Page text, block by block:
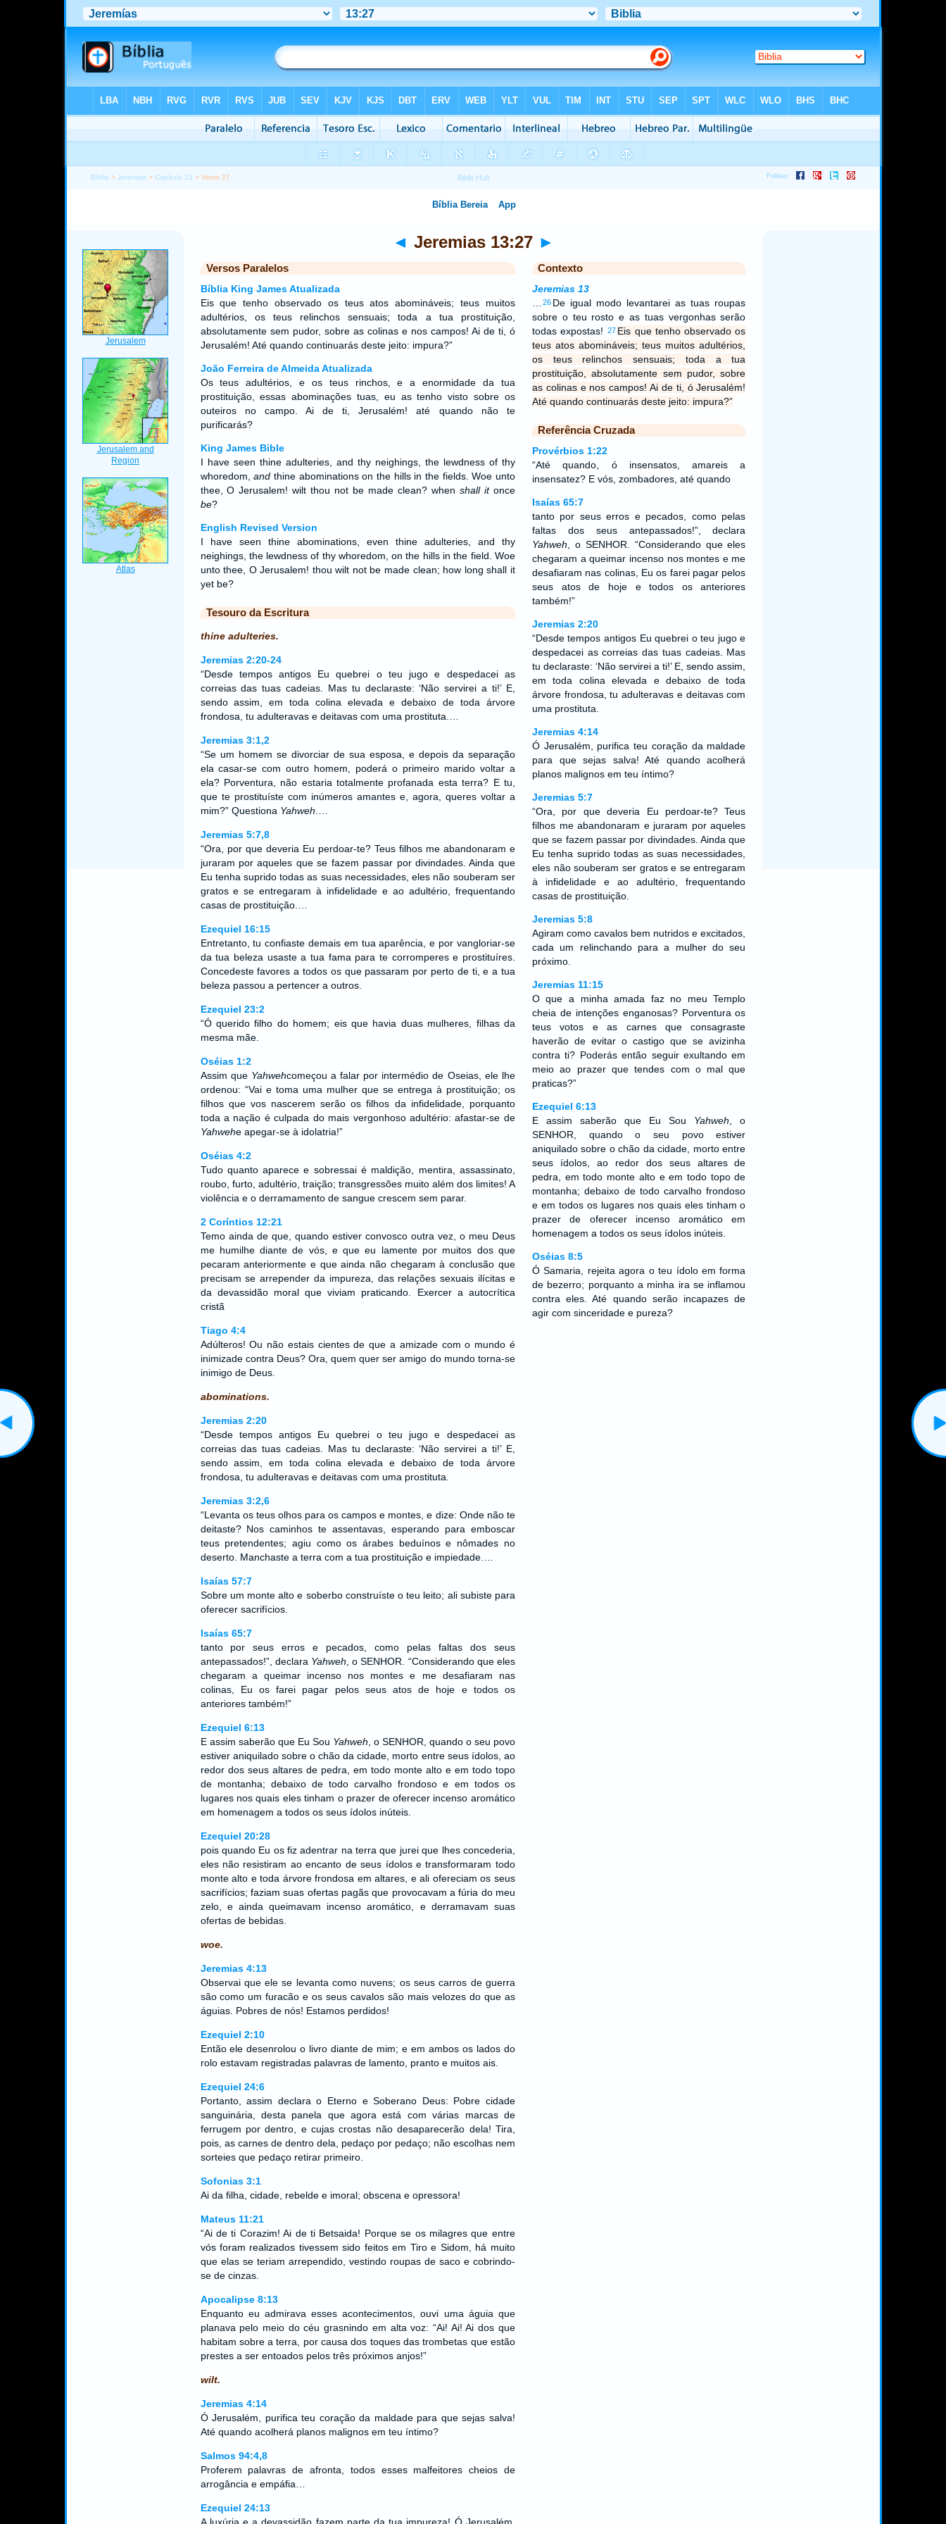
Bíblia >Jeremias >Capítulo 13 > Verso 27
◄ Jeremias 13:27 ►
Versos Paralelos
Bíblia King James Atualizada
Eis que tenho observado os teus atos abomináveis; teus muitos
adultérios, os teus relinchos sensuais; toda a tua prostituição,
absolutamente sem pudor, sobre as colinas e nos campos! Ai de ti, ó
Jerusalém! Até quando continuarás deste jeito: impura?”
João Ferreira de Almeida Atualizada
Os teus adultérios, e os teus rinchos, e a enormidade da tua
prostituição, essas abominações tuas, eu as tenho visto sobre os
outeiros no campo. Ai de ti, Jerusalém! até quando não te
purificarás?
King James Bible
I have seen thine adulteries, and thy neighings, the lewdness of thy
whoredom,and thine abominations on the hills in the fields. Woe unto
thee, O Jerusalem! wilt thou not be made clean? whenshall itonce
be?
English Revised Version
I have seen thine abominations, even thine adulteries, and thy
neighings, the lewdness of thy whoredom, on the hills in the field. Woe
unto thee, O Jerusalem! thou wilt not be made clean; how long shall it
yet be?
Tesouro da Escritura
thine adulteries.
Jeremias 2:20-24
“Desde tempos antigos Eu quebrei o teu jugo e despedacei as
correias das tuas cadeias. Mas tu declaraste: ‘Não servirei a ti!’ E,
sendo assim, em toda colina elevada e debaixo de toda árvore
frondosa, tu adulteravas e deitavas com uma prostituta.…
Jeremias 3:1,2
“Se um homem se divorciar de sua esposa, e depois da separação
ela casar-se com outro homem, poderá o primeiro marido voltar a
ela? Porventura, não estaria totalmente profanada esta terra? E tu,
que te prostituíste com inúmeros amantes e, agora, queres voltar a
mim?” Questiona Yahweh
Jeremias 5:7,8
“Ora, por que deveria Eu perdoar-te? Teus filhos me abandonaram e
juraram por aqueles que se fazem passar por divindades. Ainda que
Eu tenha suprido todas as suas necessidades, eles não souberam ser
gratos e se entregaram à infidelidade e ao adultério, frequentando
casas de prostituição.…
Ezequiel 16:15
Entretanto, tu confiaste demais em tua aparência, e por vangloriar-se
da tua beleza usaste a tua fama para te corromperes e prostituíres.
Concedeste favores a todos os que passaram por perto de ti, e a tua
beleza passou a pertencer a outros.
Ezequiel 23:2
“Ó querido filho do homem; eis que havia duas mulheres, filhas da
mesma mãe.
Oséias 1:2
Assim que Yahwehcomeçou a falar por intermédio de Oseias, ele lhe
ordenou: “Vai e toma uma mulher que se entrega à prostituição; os
filhos que vos nascerem serão os filhos da infidelidade, porquanto
toda a nação é culpada do mais vergonhoso adultério: afastar-se de
Yahwehe apegar-se à idolatria!”
Oséias 4:2
Tudo quanto aparece e sobressai é maldição, mentira, assassinato,
roubo, furto, adultério, traição; transgressões muito além dos limites! A
violência e o derramamento de sangue crescem sem parar.
2 Coríntios 12:21
Temo ainda de que, quando estiver convosco outra vez, o meu Deus
me humilhe diante de vós, e que eu lamente por muitos dos que
pecaram anteriormente e que ainda não chegaram à conclusão que
precisam se arrepender da impureza, das relações sexuais ilícitas e
da devassidão moral que viviam praticando. Exercer a autocrítica
cristã
Tiago 4:4
Adúlteros! Ou não estais cientes de que a amizade com o mundo é
inimizade contra Deus? Ora, quem quer ser amigo do mundo torna-se
inimigo de Deus.
abominations.
Jeremias 2:20
“Desde tempos antigos Eu quebrei o teu jugo e despedacei as
correias das tuas cadeias. Mas tu declaraste: ‘Não servirei a ti!’ E,
sendo assim, em toda colina elevada e debaixo de toda árvore
frondosa, tu adulteravas e deitavas com uma prostituta.
Jeremias 3:2,6
“Levanta os teus olhos para os campos e montes, e dize: Onde não te
deitaste? Nos caminhos te assentavas, esperando para emboscar
teus pretendentes; agiu como os árabes beduínos e nômades no
deserto. Manchaste a terra com a tua prostituição e impiedade.…
Isaías 57:7
Sobre um monte alto e soberbo construíste o teu leito; ali subiste para
oferecer sacrifícios.
Isaías 65:7
tanto por seus erros e pecados, como pelas faltas dos seus
antepassados!”, declara Yahweh , o SENHOR. “Considerando que eles
chegaram a queimar incenso nos montes e me desafiaram nas
colinas, Eu os farei pagar pelos seus atos de hoje e todos os
anteriores também!”
Ezequiel 6:13
E assim saberão que Eu Sou Yahweh , o SENHOR, quando o seu povo
estiver aniquilado sobre o chão da cidade, morto entre seus ídolos, ao
redor dos seus altares de pedra, em todo monte alto e em todo topo
de montanha; debaixo de todo carvalho frondoso e em todos os
lugares nos quais eles tinham o prazer de oferecer incenso aromático
em homenagem a todos os seus ídolos inúteis.
Ezequiel 20:28
pois quando Eu os fiz adentrar na terra que jurei que lhes concederia,
eles não resistiram ao encanto de seus ídolos e transformaram todo
monte alto e toda árvore frondosa em altares, e ali ofereciam os seus
sacrifícios; faziam suas ofertas pagãs que provocavam a fúria do meu
zelo, e ainda queimavam incenso aromático, e derramavam suas
ofertas de bebidas.
woe.
Jeremias 4:13
Observai que ele se levanta como nuvens; os seus carros de guerra
são como um furacão e os seus cavalos são mais velozes do que as
águias. Pobres de nós! Estamos perdidos!
Ezequiel 2:10
Então ele desenrolou o livro diante de mim; e em ambos os lados do
rolo estavam registradas palavras de lamento, pranto e muitos ais.
Ezequiel 24:6
Portanto, assim declara o Eterno e Soberano Deus: Pobre cidade
sanguinária, desta panela que agora está com várias marcas de
ferrugem por dentro, e cujas crostas não desaparecerão dela! Tira,
pois, as carnes de dentro dela, pedaço por pedaço; não escolhas nem
sorteies que pedaço retirar primeiro.
Sofonias 3:1
Ai da filha, cidade, rebelde e imoral; obscena e opressora!
Mateus 11:21
“Ai de ti Corazim! Ai de ti Betsaida! Porque se os milagres que entre
vós foram realizados tivessem sido feitos em Tiro e Sidom, há muito
que elas se teriam arrependido, vestindo roupas de saco e cobrindo-
se de cinzas.
Apocalipse 8:13
Enquanto eu admirava esses acontecimentos, ouvi uma águia que
planava pelo meio do céu grasnindo em alta voz: “Ai! Ai! Ai dos que
habitam sobre a terra, por causa dos toques das trombetas que estão
prestes a ser entoados pelos três próximos anjos!”
wilt.
Jeremias 4:14
Ó Jerusalém, purifica teu coração da maldade para que sejas salva!
Até quando acolherá planos malignos em teu íntimo?
Salmos 94:4,8
Proferem palavras de afronta, todos esses malfeitores cheios de
arrogância e empáfia…
Ezequiel 24:13
Contexto
Jeremias 13
26 De igual modo levantarei as tuas roupas
sobre o teu rosto e as tuas vergonhas serão
todas expostas!
27 Eis que tenho observado os
teus atos abomináveis; teus muitos adultérios,
os teus relinchos sensuais; toda a tua
prostituição, absolutamente sem pudor, sobre
as colinas e nos campos! Ai de ti, ó Jerusalém!
Até quando continuarás deste jeito: impura?”
Referência Cruzada
Provérbios 1:22
“Até quando, ó insensatos, amareis a
insensatez? E vós, zombadores, até quando
Isaías 65:7
tanto por seus erros e pecados, como pelas
faltas dos seus antepassados!”, declara
Yahweh , o SENHOR. “Considerando que eles
chegaram a queimar incenso nos montes e me
desafiaram nas colinas, Eu os farei pagar pelos
seus atos de hoje e todos os anteriores
também!”
Jeremias 2:20
“Desde tempos antigos Eu quebrei o teu jugo e
despedacei as correias das tuas cadeias. Mas
tu declaraste: ‘Não servirei a ti!’ E, sendo assim,
em toda colina elevada e debaixo de toda
árvore frondosa, tu adulteravas e deitavas com
uma prostituta.
Jeremias 4:14
Ó Jerusalém, purifica teu coração da maldade
para que sejas salva! Até quando acolherá
planos malignos em teu íntimo?
Jeremias 5:7
“Ora, por que deveria Eu perdoar-te? Teus
filhos me abandonaram e juraram por aqueles
que se fazem passar por divindades. Ainda que
Eu tenha suprido todas as suas necessidades,
eles não souberam ser gratos e se entregaram
à infidelidade e ao adultério, frequentando
casas de prostituição.
Jeremias 5:8
Agiram como cavalos bem nutridos e excitados,
cada um relinchando para a mulher do seu
próximo.
Jeremias 11:15
O que a minha amada faz no meu Templo
cheia de intenções enganosas? Porventura os
teus votos e as carnes que consagraste
haverão de evitar o castigo que se avizinha
contra ti? Poderás então seguir exultando em
meio ao prazer que tendes com o mal que
praticas?”
Ezequiel 6:13
E assim saberão que Eu Sou Yahweh , o
SENHOR, quando o seu povo estiver
aniquilado sobre o chão da cidade, morto entre
seus ídolos, ao redor dos seus altares de
pedra, em todo monte alto e em todo topo de
montanha; debaixo de todo carvalho frondoso
e em todos os lugares nos quais eles tinham o
prazer de oferecer incenso aromático em
homenagem a todos os seus ídolos inúteis.
Oséias 8:5
Ó Samaria, rejeita agora o teu ídolo em forma
de bezerro; porquanto a minha ira se inflamou
contra eles. Até quando serão incapazes de
agir com sinceridade e pureza?